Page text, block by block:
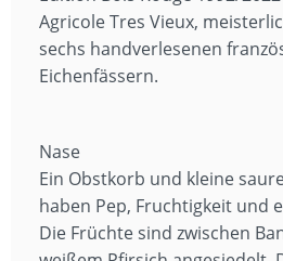
Agricole Tres Vieux,
sechs handverlesenen
Eichenfässern.
Nase
Ein Obstkorb und kleine
haben Pep, Fruchtigkeit und
Die Früchte sind zwischen